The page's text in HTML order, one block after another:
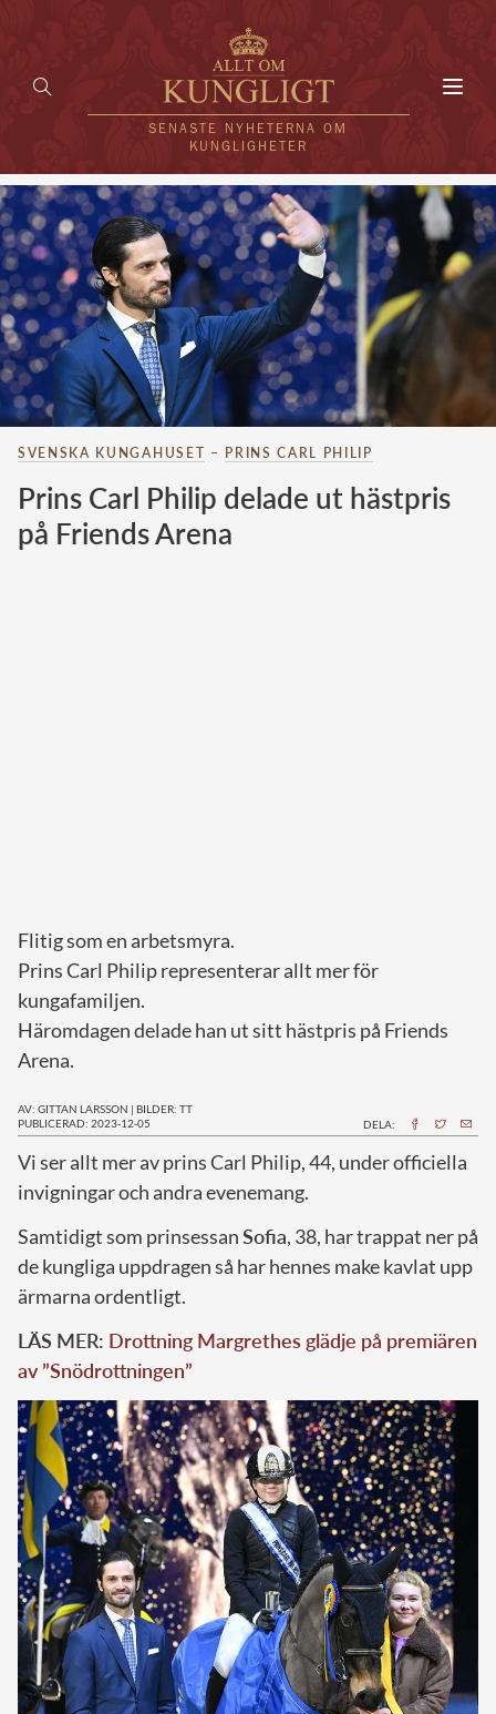
SENASTE NYHETERNA OM
KUNGLIGHETER
HEM
KUNGAFAMILJEN
UTLÄNDSKT
KÄNDISAR
VÄRLDENS KUNGAHUS
Svenska kungahuset
Brittiska kungahuset
Norska kungahuset
SVENSKA KUNGAHUSET – PRINS CARL PHILIP
Prins Carl Philip delade ut hästpris
på Friends Arena
Flitig som en arbetsmyra.
Prins Carl Philip representerar allt mer för
kungafamiljen.
Häromdagen delade han ut sitt hästpris på Friends
Arena.
AV: GITTAN LARSSON | BILDER: TT
PUBLICERAD: 2023-12-05
DELA:
Vi ser allt mer av prins Carl Philip, 44, under officiella
invigningar och andra evenemang.
Samtidigt som prinsessanSofia, 38, har trappat ner på
de kungliga uppdragen så har hennes make kavlat upp
ärmarna ordentligt.
LÄS MER: Drottning Margrethes glädje på premiären
av ”Snödrottningen”